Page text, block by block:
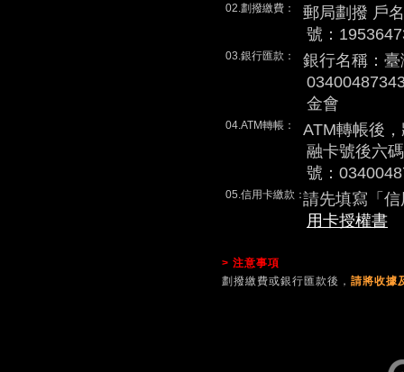
02.劃撥繳費：
郵局劃撥 戶
號：
03.銀行匯款：
銀行名稱：
金會
04.ATM轉帳：
ATM轉帳後
融卡號後六
號：
05.信用卡繳款：請先填寫「
用卡授權書
> 注意事項
劃撥繳費或銀行匯款後， 請將收據